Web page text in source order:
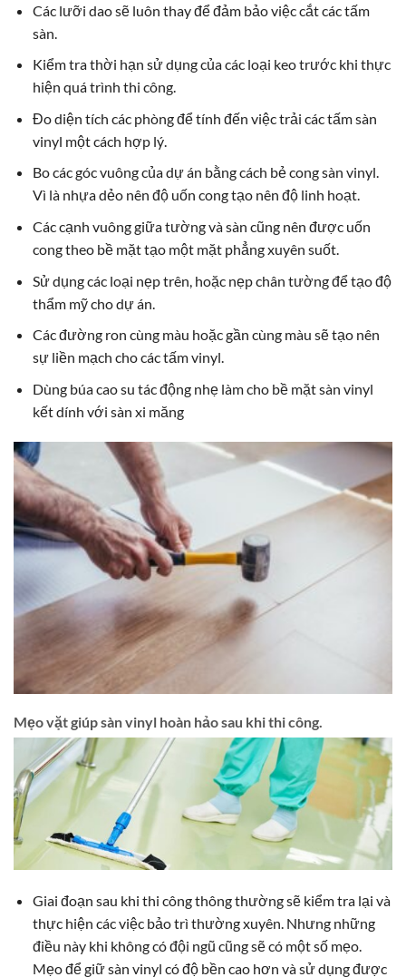
Các lưỡi dao sẽ luôn thay để đảm bảo việc cắt các tấm
sàn.
Kiểm tra thời hạn sử dụng của các loại keo trước khi thực
hiện quá trình thi công.
Đo diện tích các phòng để tính đến việc trải các tấm sàn
vinyl một cách hợp lý.
Bo các góc vuông của dự án bằng cách bẻ cong sàn vinyl.
Vì là nhựa dẻo nên độ uốn cong tạo nên độ linh hoạt.
Các cạnh vuông giữa tường và sàn cũng nên được uốn
cong theo bề mặt tạo một mặt phẳng xuyên suốt.
Sử dụng các loại nẹp trên, hoặc nẹp chân tường để tạo độ
thẩm mỹ cho dự án.
Các đường ron cùng màu hoặc gần cùng màu sẽ tạo nên
sự liền mạch cho các tấm vinyl.
Dùng búa cao su tác động nhẹ làm cho bề mặt sàn vinyl
kết dính với sàn xi măng
Mẹo vặt giúp sàn vinyl hoàn hảo sau khi thi công.
Giai đoạn sau khi thi công thông thường sẽ kiểm tra lại và
thực hiện các việc bảo trì thường xuyên. Nhưng những
điều này khi không có đội ngũ cũng sẽ có một số mẹo.
Mẹo để giữ sàn vinyl có độ bền cao hơn và sử dụng được